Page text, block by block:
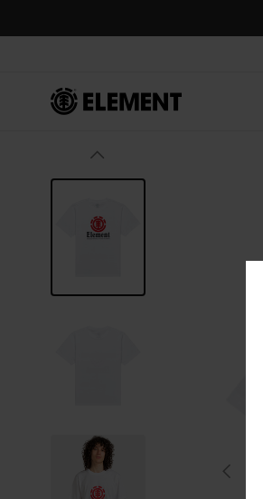
Produktinformation